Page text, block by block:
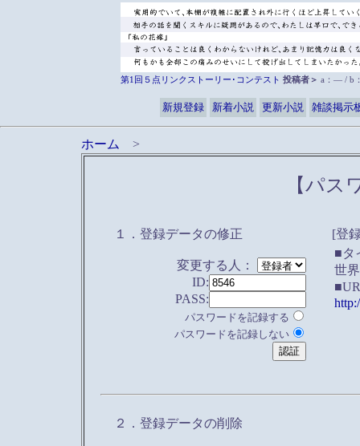
第1回５点リンクストーリー･コンテスト 投稿者＞ a：― / b
新規登録 新着小説 更新小説 雑談掲示
ホーム >
【パス
１．登録データの修正
変更する人：
ID:
PASS:
パスワードを記録する
パスワードを記録しない
[登
■タ
世
２．登録データの削除